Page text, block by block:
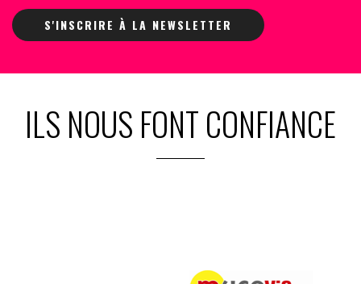
S'INSCRIRE À LA NEWSLETTER
ILS NOUS FONT CONFIANCE